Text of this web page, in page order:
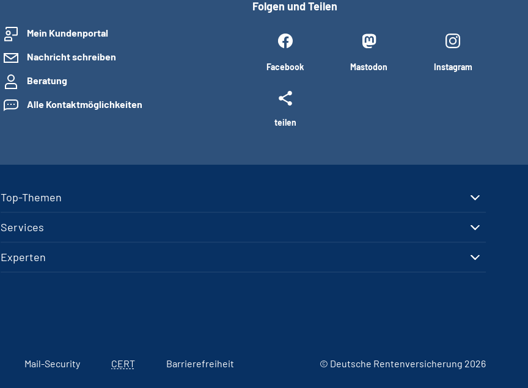
Mein Kundenportal
Nachricht schreiben
Beratung
Alle Kontaktmöglichkeiten
Folgen und Teilen
Facebook Mastodon Instagram
teilen
Top-Themen
Services
Experten
Mail-Security CERT Barrierefreiheit © Deutsche Rentenversicherung 2026